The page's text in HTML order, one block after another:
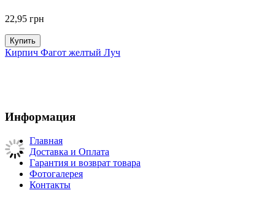
22,95 грн
Купить
Кирпич Фагот желтый Луч
Информация
Главная
Доставка и Оплата
Гарантия и возврат товара
Фотогалерея
Контакты